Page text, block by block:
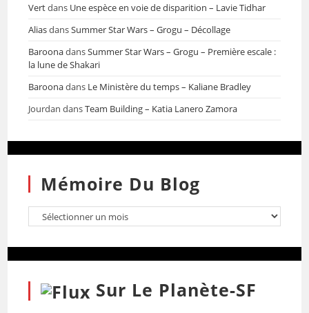
Vertdans Une espèce en voie de disparition – Lavie Tidhar
AliasdansSummer Star Wars – Grogu – Décollage
BaroonadansSummer Star Wars – Grogu – Première escale :
la lune de Shakari
Baroonadans Le Ministère du temps – Kaliane Bradley
Jourdan dansTeam Building – Katia Lanero Zamora
Mémoire Du Blog
Sur Le Planète-SF